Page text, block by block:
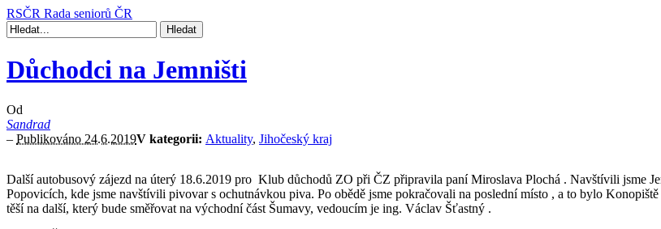
RSČR Rada seniorů ČR
Důchodci na Jemništi
Od
Sandrad
– Publikováno 24.6.2019V kategorii: Aktuality, Jihočeský kraj
Další autobusový zájezd na úterý 18.6.2019 pro Klub důchodů ZO při ČZ připravila paní Miroslava Plochá . Navštívili jsme
Popovicích, kde jsme navštívili pivovar s ochutnávkou piva. Po obědě jsme pokračovali na poslední místo , a to bylo
těší na další, který bude směřovat na východní část Šumavy, vedoucím je ing. Václav Šťastný .